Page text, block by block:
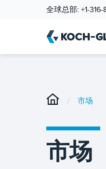
全球总部: +1-
/ 市场
市场